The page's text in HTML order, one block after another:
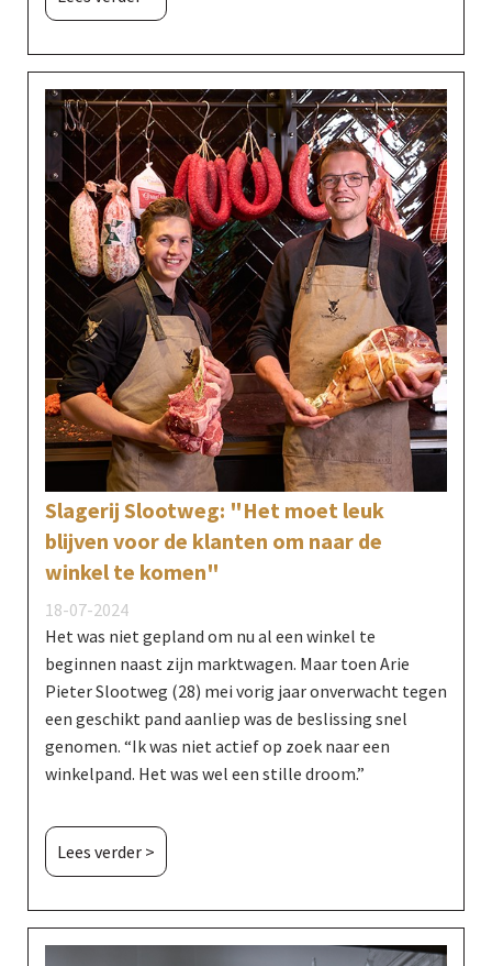
Slagerij Slootweg: "Het moet leuk
blijven voor de klanten om naar de
winkel te komen"
18-07-2024
Het was niet gepland om nu al een winkel te
beginnen naast zijn marktwagen. Maar toen Arie
Pieter Slootweg (28) mei vorig jaar onverwacht tegen
een geschikt pand aanliep was de beslissing snel
genomen. “Ik was niet actief op zoek naar een
winkelpand. Het was wel een stille droom.”
Lees verder >